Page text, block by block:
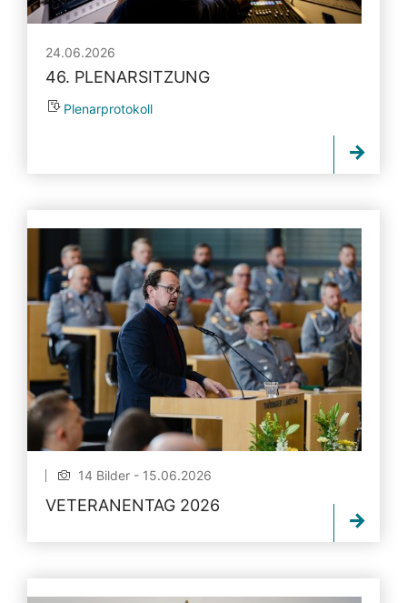
24.06.2026
46. PLENARSITZUNG
Plenarprotokoll
14 Bilder - 15.06.2026
VETERANENTAG 2026